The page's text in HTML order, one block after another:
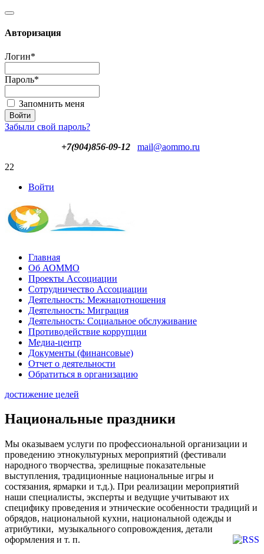
Авторизация
Логин*
Пароль*
Запомнить меня
Забыли свой пароль?
+7(904)856-09-12
mail@aommo.ru
22
Войти
Главная
Об АОММО
Проекты Ассоциации
Сотрудничество Ассоциации
Деятельность: Межнацотношения
Деятельность: Миграция
Деятельность: Социальное обслуживание
Противодействие коррупции
Медиа-центр
Документы (финансовые)
Отчет о деятельности
Обратиться в организацию
достижение целей
Национальные праздники
Мы оказываем услуги по профессиональной организации и
проведению этнокультурных мероприятий (фестивали
народного творчества, зрелищные показательные
выступления, традиционные национальные игры и
состязания, ярмарки и т.д.). При реализации мероприятий
наши специалисты, эксперты и ведущие учитывают их
специфику проведения и этнические особенности традиций и
обрядов, национальной кухни, национальной одежды и
атрибутики, музыкального сопровождения, детали
оформления и т. п.